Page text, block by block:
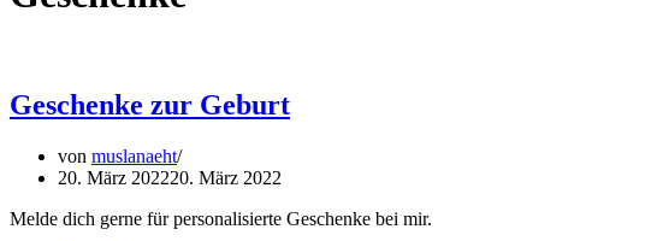
Geschenke zur Geburt
von muslanaeht
20. März 202220. März 2022
Melde dich gerne für personalisierte Geschenke bei mir.